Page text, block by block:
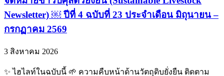
จดหมายข่าวปศุสัตว์ยั่งยืน (Sustainable Livestock
Newsletter) ￼ ปีที่ 4 ฉบับที่ 23 ประจำเดือน มิถุนายน –
กรกฏาคม 2569
3 สิงหาคม 2026